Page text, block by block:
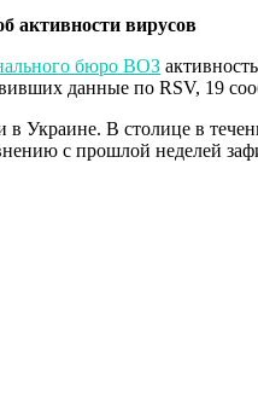
активности вирусов
бюро ВОЗ
данные по RSV, 19
в Украине. В столице в
с прошлой неделей